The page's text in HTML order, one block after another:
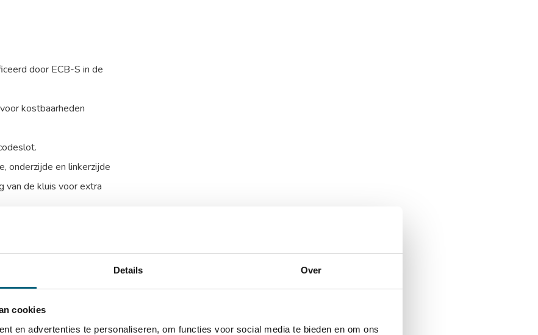
Details Over
cookies
en advertenties te personaliseren, om functies voor social media te bieden en om ons
door ECB-S in de
kostbaarheden
onderzijde en linkerzijde
van de kluis voor extra
harde platen
legbord